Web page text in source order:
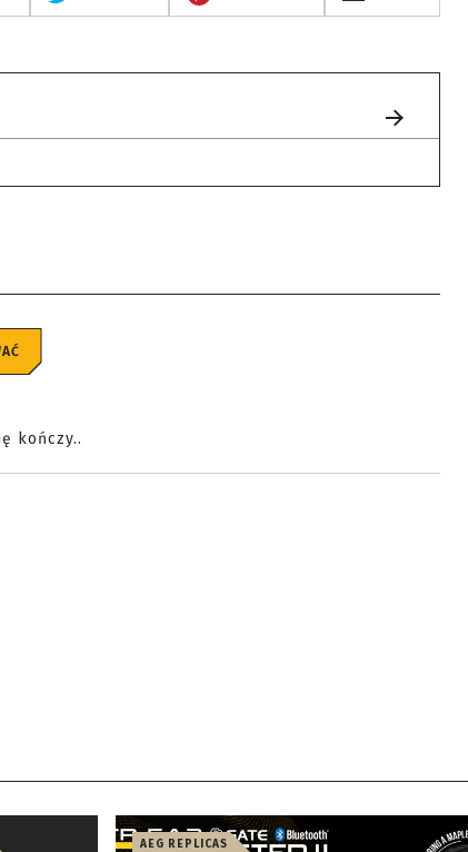
kończy..
AEG REPLICAS